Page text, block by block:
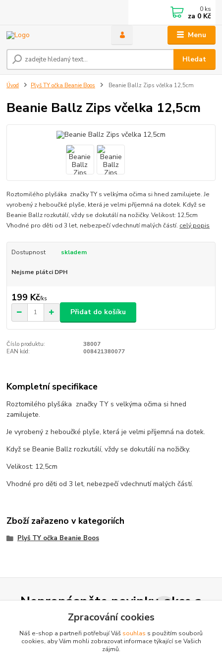
Menu
Hledat
0 ks
za 0 Kč
Úvod Plyš TY očka Beanie Boos Beanie Ballz Zips včelka 12,5cm
Beanie Ballz Zips včelka 12,5cm
Roztomilého plyšáka značky TY s velkýma očima si hned zamilujete. Je
vyrobený z heboučké plyše, která je velmi příjemná na dotek. Když se
Beanie Ballz rozkutálí, vždy se dokutálí na nožičky. Velikost: 12,5cm
Vhodné pro děti od 3 let, nebezpečí vdechnutí malých částí. celý popis
Dostupnost skladem
Nejsme plátci DPH
199 Kč/ks
Přidat do košíku
Číslo produktu:
38007
EAN kód:
008421380077
Kompletní specifikace
Roztomilého plyšáka značky TY s velkýma očima si hned
zamilujete.
Je vyrobený z heboučké plyše, která je velmi příjemná na dotek.
Když se Beanie Ballz rozkutálí, vždy se dokutálí na nožičky.
Velikost: 12,5cm
Vhodné pro děti od 3 let, nebezpečí vdechnutí malých částí.
Zboží zařazeno v kategoriích
Plyš TY očka Beanie Boos
Nepropásněte novinky, akce a
slevy!
Zpracování cookies
Náš e-shop a partneři potřebují Váš souhlas s použitím souborů
cookies, aby Vám mohli zobrazovat informace týkající se Vašich
zájmů.